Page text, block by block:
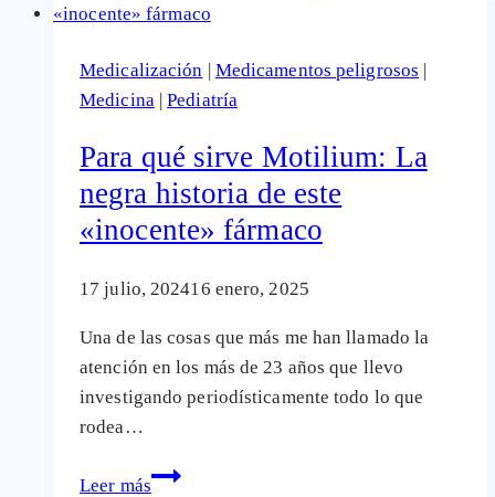
uso
del
fármaco
sus
efectos
secundarios
Medicalización | Medicamentos peligrosos |
Medicina|Pediatría
Para qué sirve Motilium: La
negra historia de este
«inocente» fármaco
17 julio, 202416 enero, 2025
Una de las cosas que más me han llamado la
atención en los más de 23 años que llevo
investigando periodísticamente todo lo que
rodea…
Leer más
Para qué sirve